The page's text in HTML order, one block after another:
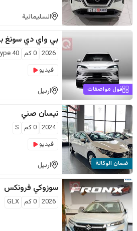
السليمانية
فول مواصفات
بي واي ديسونغ
2026
0كم 40
فيديو
اربيل
ضمان الوكالة
نيسان صني
2024
0كم S
فيديو
اربيل
سوزوكي فرونكس
2026
0كم GLX